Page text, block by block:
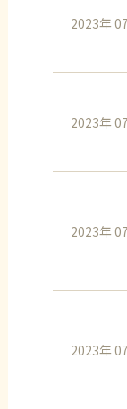
2023年
2023年
2023年
2023年